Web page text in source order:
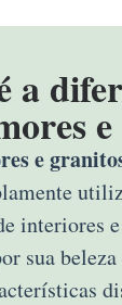
a
e
interiores
sua